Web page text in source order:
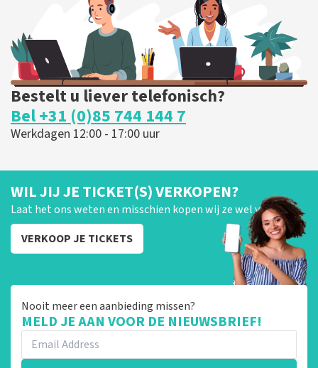
BESTEL NU
Bestelt u liever telefonisch?
Bel +31 (0)85 744 144 7
Werkdagen 12:00 - 17:00 uur
WIL JIJ JE TICKET(S) VERKOPEN?
Laat het ons weten en misschien kopen wij ze wel van je!
VERKOOP JE TICKETS
Nooit meer een aanbieding missen?
MELD JE AAN VOOR DE NIEUWSBRIEF!